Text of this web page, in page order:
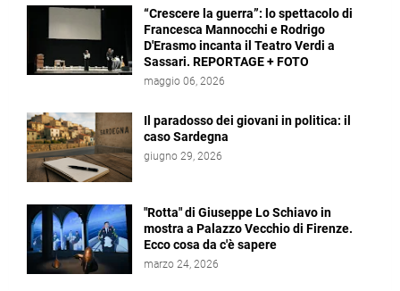
“Crescere la guerra”: lo spettacolo di
Francesca Mannocchi e Rodrigo
D'Erasmo incanta il Teatro Verdi a
Sassari. REPORTAGE + FOTO
maggio 06, 2026
Il paradosso dei giovani in politica: il
caso Sardegna
giugno 29, 2026
"Rotta" di Giuseppe Lo Schiavo in
mostra a Palazzo Vecchio di Firenze.
Ecco cosa da c'è sapere
marzo 24, 2026